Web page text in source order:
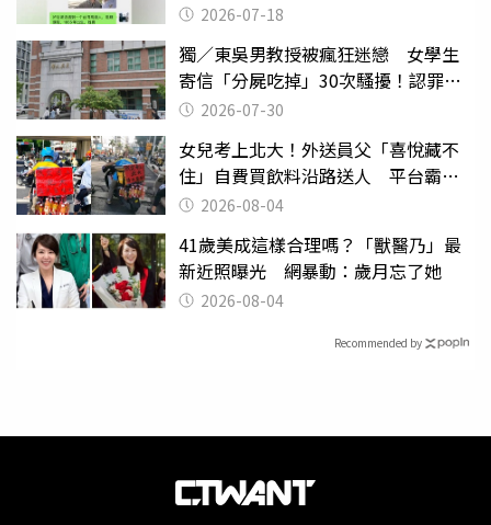
2026-07-18
獨／東吳男教授被瘋狂迷戀 女學生
寄信「分屍吃掉」30次騷擾！認罪免
關 2026-07-30
女兒考上北大！外送員父「喜悅藏不
住」自費買飲料沿路送人 平台霸氣
幫付學費
2026-08-04
41歲美成這樣合理嗎？「獸醫乃」最
新近照曝光 網暴動：歲月忘了她
2026-08-04
Recommended by